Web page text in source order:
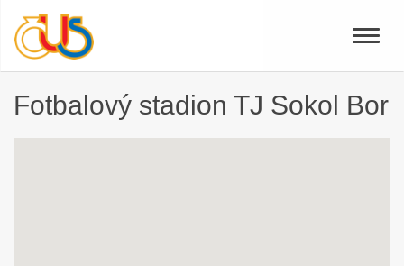
Toggle
Fotbalový stadion TJ Sokol Bor